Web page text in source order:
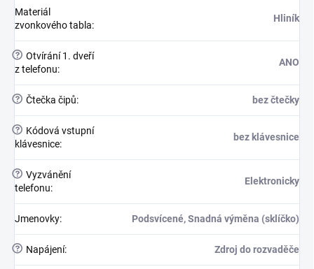
Materiál
zvonkového tabla:
Hliník
? Otvírání 1. dveří
z telefonu:
ANO
? Čtečka čipů: bez čtečky
?
Kódová vstupní
klávesnice:
bez klávesnice
? Vyzvánění
telefonu:
Elektronicky
Jmenovky: Podsvícené, Snadná výměna (sklíčko)
? Napájení: Zdroj do rozvaděče